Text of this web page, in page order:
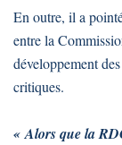
En outre, il a
entre la
développement
critiques.
« Alors que la